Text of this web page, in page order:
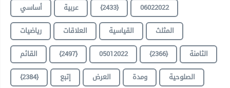
أساسي
عربية {2433}
06022022
رياضيات
العلاقات القياسية
المثلث
القائم
{2497} 05012022 {2366}
الثامنة
{2384}
إتبع العرض ومدة
الصلوحية